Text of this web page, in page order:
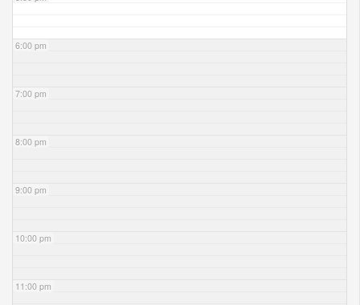
6:00 pm
7:00 pm
8:00 pm
9:00 pm
10:00 pm
11:00 pm